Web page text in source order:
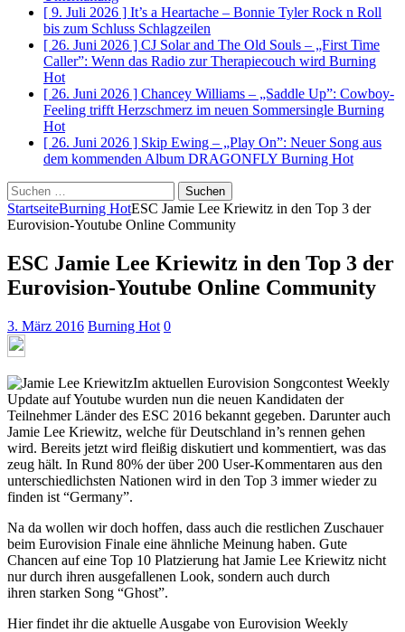
[ 9. Juli 2026 ] It’s a Heartache – Bonnie Tyler Rock n Roll
bis zum Schluss Schlagzeilen
[ 26. Juni 2026 ] CJ Solar and The Old Souls – „First Time
Caller”: Wenn das Radio zur Therapiecouch wird Burning
Hot
[ 26. Juni 2026 ] Chancey Williams – „Saddle Up”: Cowboy-
Feeling trifft Herzschmerz im neuen Sommersingle Burning
Hot
[ 26. Juni 2026 ] Skip Ewing – „Play On”: Neuer Song aus
dem kommenden Album DRAGONFLY Burning Hot
Suchen
nach:
StartseiteBurning HotESC Jamie Lee Kriewitz in den Top 3 der
Eurovision-Youtube Online Community
ESC Jamie Lee Kriewitz in den Top 3 der
Eurovision-Youtube Online Community
3. März 2016 Burning Hot 0
Im aktuellen Eurovision Songcontest Weekly
Update auf Youtube wurden nun die neuen Kandidaten der
Teilnehmer Länder des ESC 2016 bekannt gegeben. Darunter auch
Jamie Lee Kriewitz, welche für Deutschland in’s rennen gehen
wird. Bereits jetzt wird fleißig diskutiert und kommentiert, was das
zeug hält. In Rund 80% der über 200 User-Kommentaren aus den
unterschiedlichsten Nationen wird in den Top 3 immer wieder zu
finden ist “Germany”.
Na da wollen wir doch hoffen, dass auch die restlichen Zuschauer
beim Eurovision Finale eine ähnliche Meinung haben. Gute
Chancen auf eine Top 10 Platzierung hat Jamie Lee Kriewitz nicht
nur durch ihren ausgefallenen Look, sondern auch durch
ihren starken Song “Ghost”.
Hier findet ihr die aktuelle Ausgabe von Eurovision Weekly